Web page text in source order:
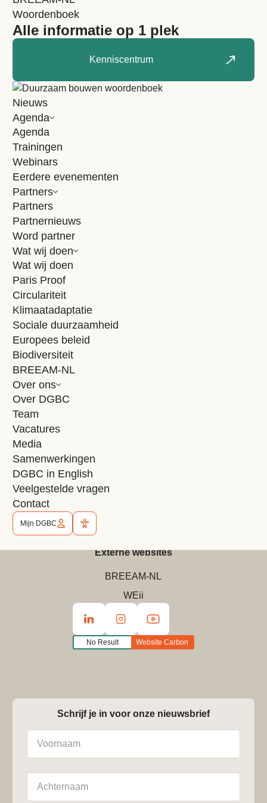
Woordenboek
Alle informatie op 1 plek
Kenniscentrum
Nieuws
Agenda
Agenda
Trainingen
Webinars
Eerdere evenementen
Partners
Partners
Partnernieuws
Word partner
Wat wij doen
Wat wij doen
Paris Proof
Circulariteit
Klimaatadaptatie
Sociale duurzaamheid
Europees beleid
Biodiversiteit
BREEAM-NL
Over ons
Over DGBC
Team
Vacatures
Media
Samenwerkingen
DGBC in English
Veelgestelde vragen
Contact
Mijn DGBC
mailadres
Algemene
Ik ga akkoord met hetprivacybeleid.*
Circulariteit
Externe websites
BREEAM-NL
WEii
No Result Website Carbon
Schrijf je in voor onze nieuwsbrief